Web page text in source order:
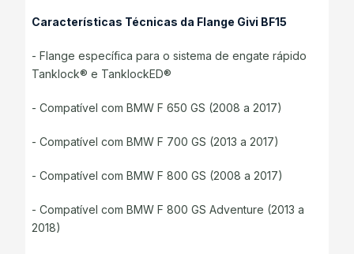
Características Técnicas da Flange Givi BF15
- Flange específica para o sistema de engate rápido
Tanklock® e TanklockED®
- Compatível com BMW F 650 GS (2008 a 2017)
- Compatível com BMW F 700 GS (2013 a 2017)
- Compatível com BMW F 800 GS (2008 a 2017)
- Compatível com BMW F 800 GS Adventure (2013 a
2018)